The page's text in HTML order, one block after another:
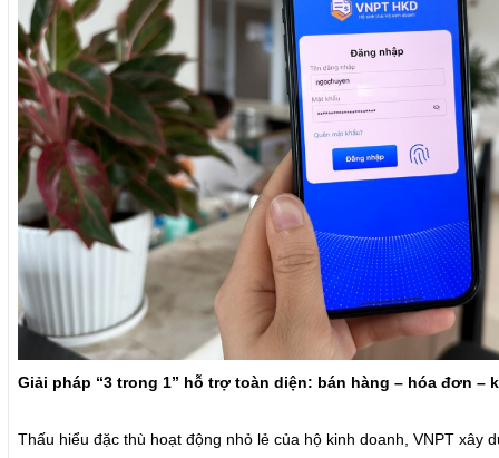
Giải pháp “3 trong 1” hỗ trợ toàn diện: bán hàng – hóa đơn –
Thấu hiểu đặc thù hoạt động nhỏ lẻ của hộ kinh doanh, VNPT xây